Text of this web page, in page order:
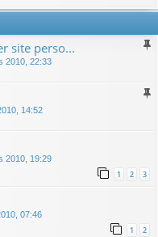
site perso...
2010, 22:33
14:52
2010, 19:29
1 2 3
07:46
1 2